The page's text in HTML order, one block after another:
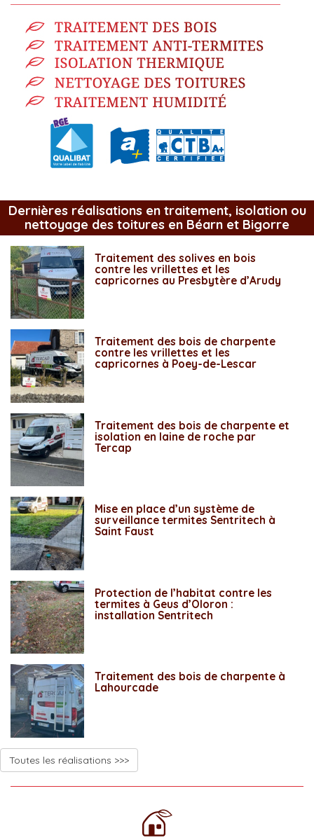
Dernières réalisations en traitement, isolation ou
nettoyage des toitures en Béarn et Bigorre
Traitement des solives en bois
contre les vrillettes et les
capricornes au Presbytère d’Arudy
Traitement des bois de charpente
contre les vrillettes et les
capricornes à Poey-de-Lescar
Traitement des bois de charpente et
isolation en laine de roche par
Tercap
Mise en place d’un système de
surveillance termites Sentritech à
Saint Faust
Protection de l’habitat contre les
termites à Geus d’Oloron :
installation Sentritech
Traitement des bois de charpente à
Lahourcade
Toutes les réalisations >>>